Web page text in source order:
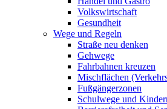
Volkswirtschaft
Gesundheit
Wege und Regeln
Straße neu denken
Gehwege
Fahrbahnen kreuzen
Mischflächen
Fußgängerzonen
Schulwege und